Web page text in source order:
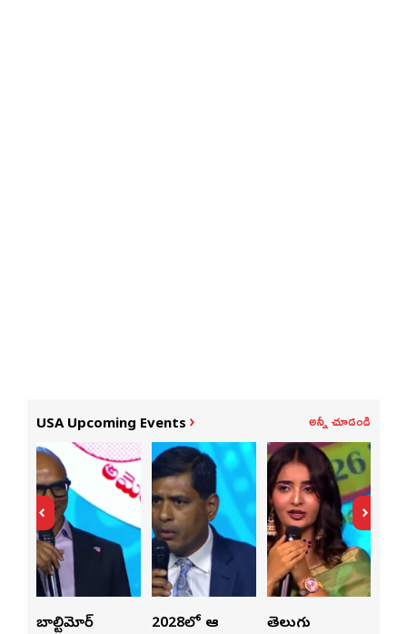
USA Upcoming Events అన్నీ చూడండి
బాల్టిమోర్
2028లో ఆటా
తెలుగు